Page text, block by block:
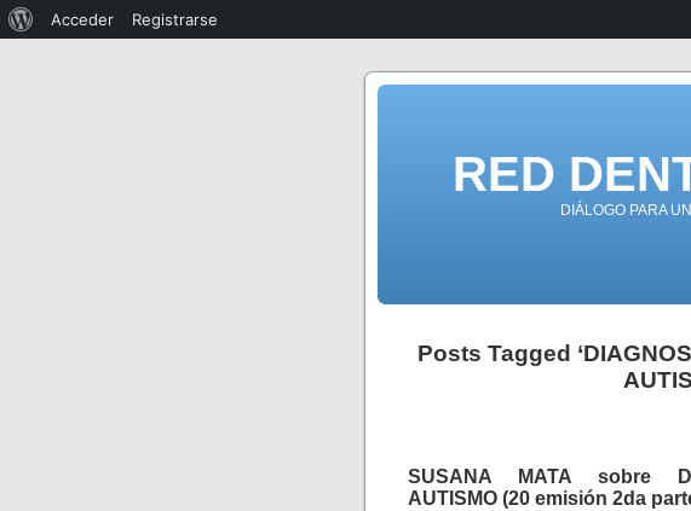
RED
DIÁLOGO PARA
Posts Tagged
SUSANA MATA sobre
AUTISMO (20 emisión 2da
Acceder Registrarse